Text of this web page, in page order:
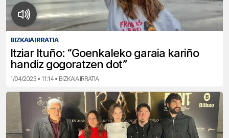
BIZKAIA IRRATIA
Itziar Ituño: “Goenkaleko garaia kariño
handiz gogoratzen dot”
1/04/2023 • 11:14 • BIZKAIA IRRATIA